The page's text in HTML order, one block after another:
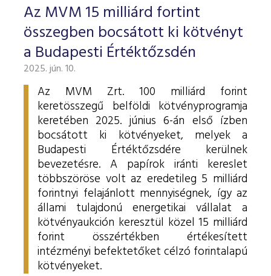
Az MVM 15 milliárd fortint
összegben bocsátott ki kötvényt
a Budapesti Értéktőzsdén
2025. jún. 10.
Az MVM Zrt. 100 milliárd forint
keretösszegű belföldi kötvényprogramja
keretében 2025. június 6-án első ízben
bocsátott ki kötvényeket, melyek a
Budapesti Értéktőzsdére kerülnek
bevezetésre. A papírok iránti kereslet
többszöröse volt az eredetileg 5 milliárd
forintnyi felajánlott mennyiségnek, így az
állami tulajdonú energetikai vállalat a
kötvényaukción keresztül közel 15 milliárd
forint összértékben értékesített
intézményi befektetőket célzó forintalapú
kötvényeket.